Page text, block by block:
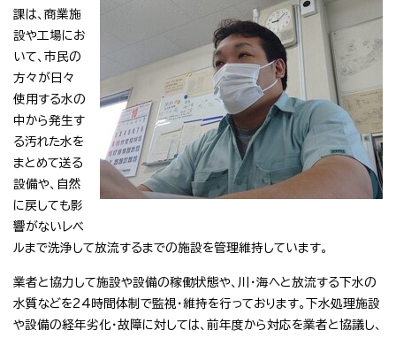
課は、商業施
設や工場にお
いて、市民の
方々が日々
使用する水の
中から発生す
る汚れた水を
まとめて送る
設備や、自然
に戻しても影
響がないレベ
ルまで洗浄して放流するまでの施設を管理維持しています。
業者と協力して施設や設備の稼働状態や、川・海へと放流する下水の
水質などを24時間体制で監視・維持を行っております。下水処理施設
や設備の経年劣化・故障に対しては、前年度から対応を業者と協議し、